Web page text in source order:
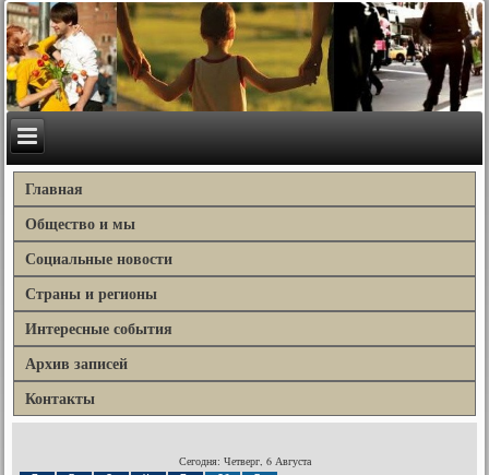
Главная
Общество и мы
Социальные новости
Страны и регионы
Интересные события
Архив записей
Контакты
Сегодня: Четверг, 6 Августа